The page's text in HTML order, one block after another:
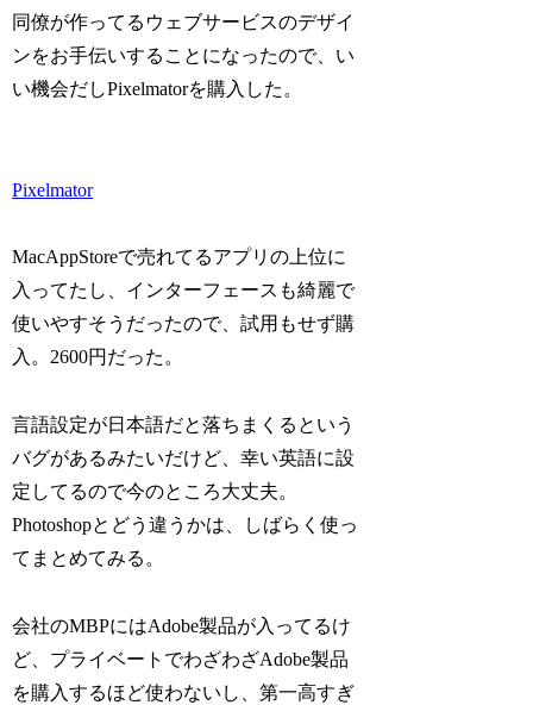
同僚が作ってるウェブサービスのデザイ
ンをお手伝いすることになったので、い
い機会だしPixelmatorを購入した。
Pixelmator
MacAppStoreで売れてるアプリの上位に
入ってたし、インターフェースも綺麗で
使いやすそうだったので、試用もせず購
入。2600円だった。
言語設定が日本語だと落ちまくるという
バグがあるみたいだけど、幸い英語に設
定してるので今のところ大丈夫。
Photoshopとどう違うかは、しばらく使っ
てまとめてみる。
会社のMBPにはAdobe製品が入ってるけ
ど、プライベートでわざわざAdobe製品
を購入するほど使わないし、第一高すぎ